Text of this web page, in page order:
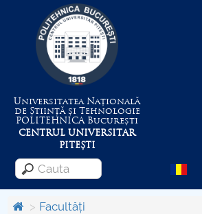
Universitatea Națională
de Știință și Tehnologie
POLITEHNICABucurești
CENTRUL UNIVERSITAR
PITEȘTI
Menu
Facultăți